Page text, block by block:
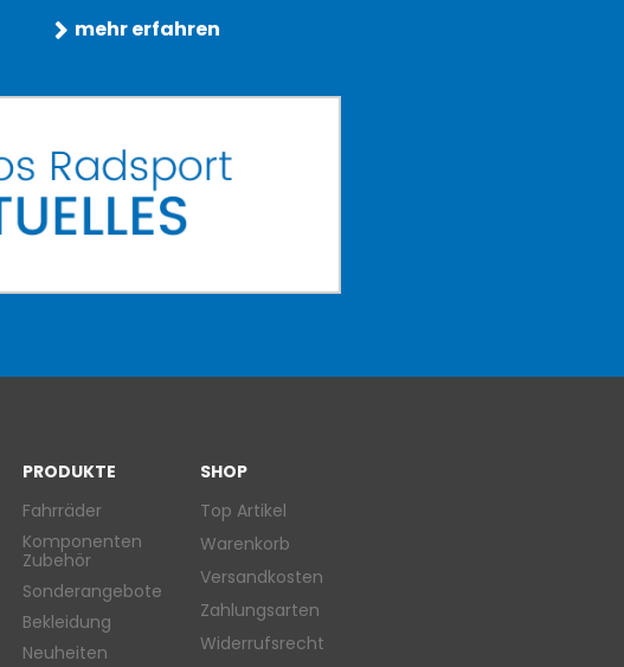
mehr erfahren
PRODUKTE
Fahrräder
Komponenten
Zubehör
Sonderangebote
Bekleidung
Neuheiten
SHOP
Top Artikel
Warenkorb
Versandkosten
Zahlungsarten
Widerrufsrecht